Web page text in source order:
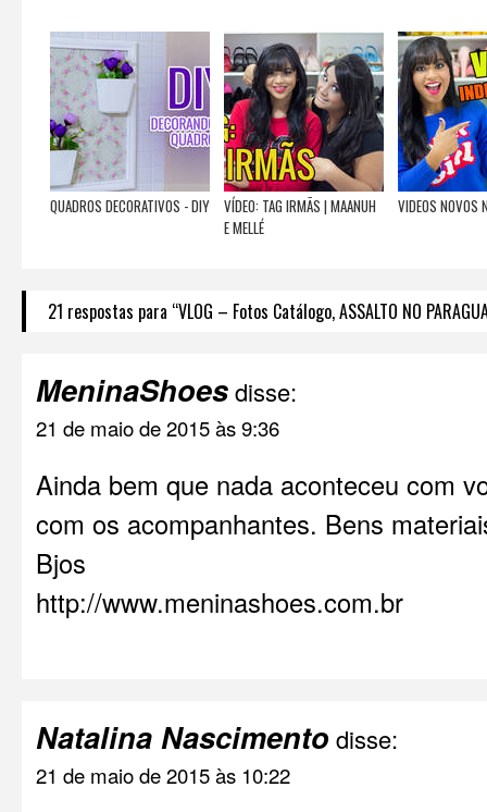
QUADROS DECORATIVOS - DIY
VÍDEO: TAG IRMÃS | MAANUH
E MELLÉ
VIDEOS NOVOS
21 respostas para “VLOG – Fotos Catálogo, ASSALTO NO
MeninaShoesdisse:
21 de maio de 2015 às 9:36
Ainda bem que nada aconteceu com
com os acompanhantes. Bens
Bjos
http://www.meninashoes.com.br
Natalina Nascimento disse:
21 de maio de 2015 às 10:22